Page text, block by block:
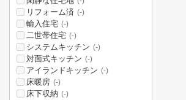
リフォーム済 (-)
輸入住宅 (-)
二世帯住宅 (-)
システムキッチン (-)
対面式キッチン (-)
アイランドキッチン (-)
床暖房 (-)
床下収納 (-)